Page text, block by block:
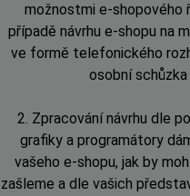
možnostmi e-shopového
případě návrhu e-shopu na
ve formě telefonického
osobní
2. Zpracování návrhu dle
grafiky a programátory
vašeho e-shopu, jak by
zašleme a dle vašich